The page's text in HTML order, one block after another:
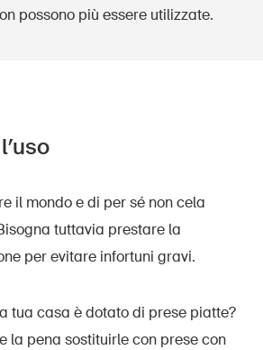
possono più essere utilizzate.
il mondo e di per sé non cela
tuttavia prestare la
per evitare infortuni gravi.
tua casa è dotato di prese piatte?
la pena sostituirle con prese con